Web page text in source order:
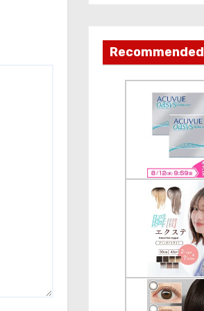
ゴ
リ
Recommended